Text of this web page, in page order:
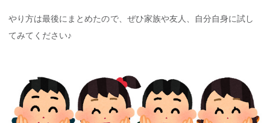
やり方は最後にまとめたので、ぜひ家族や友人、自分自身に試し
てみてください♪